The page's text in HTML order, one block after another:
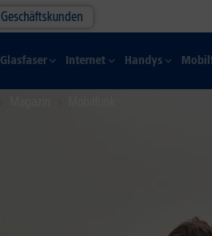
Geschäftskunden
Glasfaser Internet Handys